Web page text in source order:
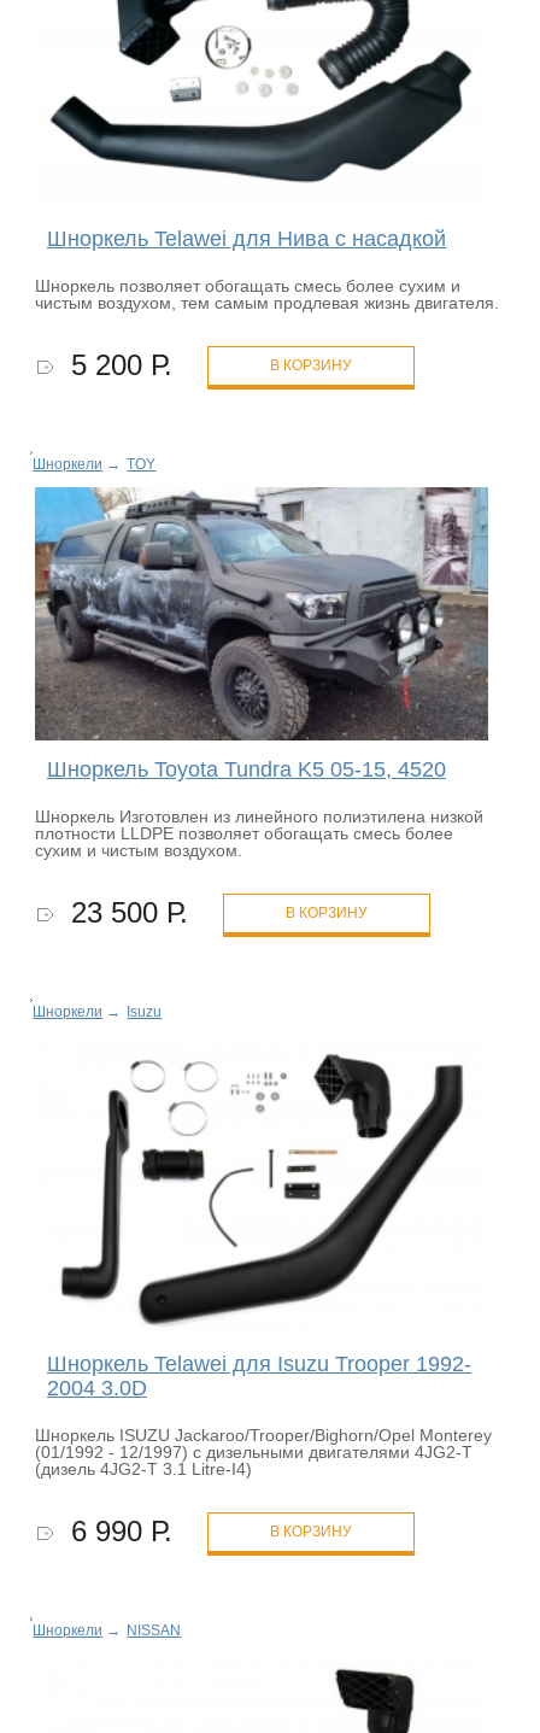
Шноркель Telawei для Нива с насадкой
Шноркель позволяет обогащать смесь более сухим и
чистым воздухом, тем самым продлевая жизнь двигателя.
5 200 Р. В КОРЗИНУ
Шноркели → TOY
Шноркель Toyota Tundra K5 05-15, 4520
Шноркель Изготовлен из линейного полиэтилена низкой
плотности LLDPE позволяет обогащать смесь более
сухим и чистым воздухом.
23 500 Р. В КОРЗИНУ
Шноркели → Isuzu
Шноркель Telawei для Isuzu Trooper 1992-
2004 3.0D
Шноркель ISUZU Jackaroo/Trooper/Bighorn/Opel Monterey
(01/1992 - 12/1997) с дизельными двигателями 4JG2-T
(дизель 4JG2-T 3.1 Litre-I4)
6 990 Р. В КОРЗИНУ
Шноркели → NISSAN